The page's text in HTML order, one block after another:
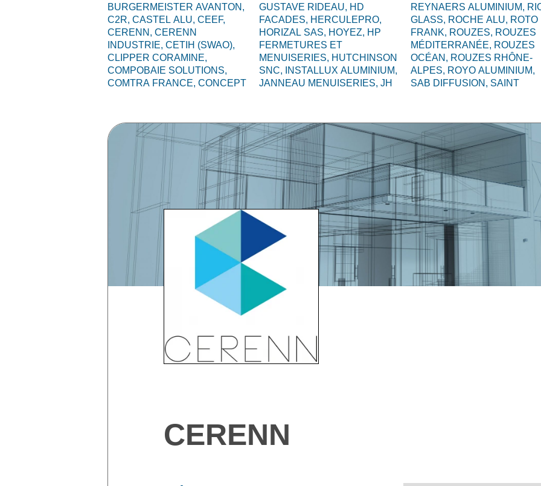
BURGERMEISTER AVANTON,
C2R, CASTEL ALU, CEEF,
CERENN, CERENN
INDUSTRIE, CETIH (SWAO),
CLIPPER CORAMINE,
COMPOBAIE SOLUTIONS,
COMTRA FRANCE, CONCEPT
GUSTAVE RIDEAU, HD
FACADES, HERCULEPRO,
HORIZAL SAS, HOYEZ, HP
FERMETURES ET
MENUISERIES, HUTCHINSON
SNC,
INSTALLUX ALUMINIUM,
JANNEAU MENUISERIES, JH
REYNAERS ALUMINIUM,
GLASS, ROCHE ALU, ROTO
FRANK, ROUZES, ROUZES
MÉDITERRANÉE, ROUZES
OCÉAN, ROUZES RHÔNE-
ALPES, ROYO ALUMINIUM,
SAB DIFFUSION, SAINT
CERENN